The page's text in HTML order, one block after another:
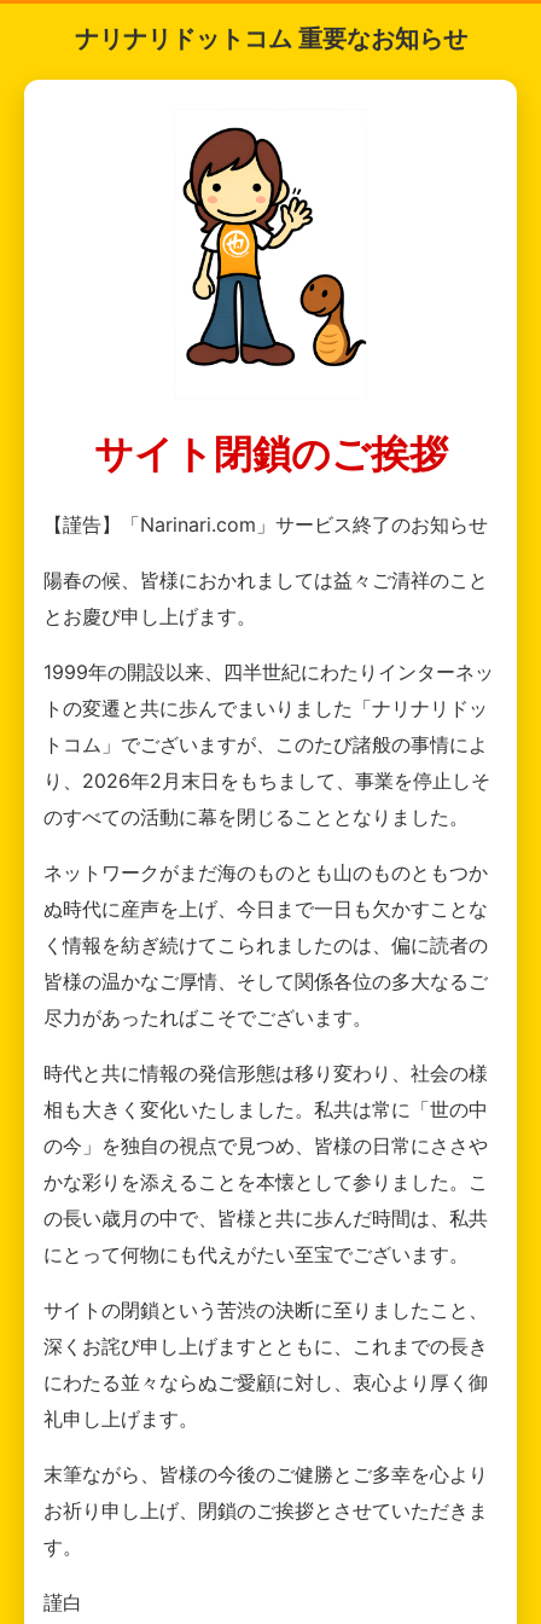
ナリナリドットコム 重要なお知らせ
サイト閉鎖のご挨拶
【謹告】「Narinari.com」サービス終了のお知らせ
陽春の候、皆様におかれましては益々ご清祥のこと
とお慶び申し上げます。
1999年の開設以来、四半世紀にわたりインターネッ
トの変遷と共に歩んでまいりました「ナリナリドッ
トコム」でございますが、このたび諸般の事情によ
り、2026年2月末日をもちまして、事業を停止しそ
のすべての活動に幕を閉じることとなりました。
ネットワークがまだ海のものとも山のものともつか
ぬ時代に産声を上げ、今日まで一日も欠かすことな
く情報を紡ぎ続けてこられましたのは、偏に読者の
皆様の温かなご厚情、そして関係各位の多大なるご
尽力があったればこそでございます。
時代と共に情報の発信形態は移り変わり、社会の様
相も大きく変化いたしました。私共は常に「世の中
の今」を独自の視点で見つめ、皆様の日常にささや
かな彩りを添えることを本懐として参りました。こ
の長い歳月の中で、皆様と共に歩んだ時間は、私共
にとって何物にも代えがたい至宝でございます。
サイトの閉鎖という苦渋の決断に至りましたこと、
深くお詫び申し上げますとともに、これまでの長き
にわたる並々ならぬご愛顧に対し、衷心より厚く御
礼申し上げます。
末筆ながら、皆様の今後のご健勝とご多幸を心より
お祈り申し上げ、閉鎖のご挨拶とさせていただきま
す。
謹白